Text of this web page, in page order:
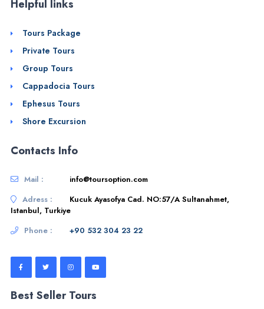
Helpful links
Tours Package
Private Tours
Group Tours
Cappadocia Tours
Ephesus Tours
Shore Excursion
Contacts Info
Mail :
info@toursoption.com
Adress :
Kucuk Ayasofya Cad. NO:57/A Sultanahmet,
Istanbul, Turkiye
Phone :
+90 532 304 23 22
Best Seller Tours